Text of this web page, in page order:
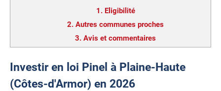
1. Eligibilité
2. Autres communes proches
3. Avis et commentaires
Investir en loi Pinel à Plaine-Haute
(Côtes-d'Armor) en 2026